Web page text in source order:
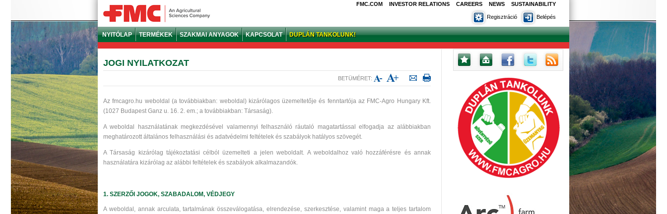
FMC.COM INVESTOR RELATIONS CAREERS NEWS SUSTAINABILITY
Belépés
Regisztráció
NYITÓLAP TERMÉKEK SZAKMAI ANYAGOK KAPCSOLAT DUPLÁN TANKOLUNK!
JOGI NYILATKOZAT
BETÜMÉRET:
Az fmcagro.hu weboldal (a továbbiakban: weboldal) kizárólagos üzemeltetője és fenntartója az FMC-Agro Hungary Kft.
(1027 Budapest Ganz u. 16. 2. em.; a továbbiakban: Társaság).
A weboldal használatának megkezdésével valamennyi felhasználó ráutaló magatartással elfogadja az alábbiakban
meghatározott általános felhasználási és adatvédelmi feltételek és szabályok hatályos szövegét.
A Társaság kizárólag tájékoztatási célból üzemelteti a jelen weboldalt. A weboldalhoz való hozzáférésre és annak
használatára kizárólag az alábbi feltételek és szabályok alkalmazandók.
1. SZERZŐI JOGOK, SZABADALOM, VÉDJEGY
A weboldal, annak arculata, tartalmának összeválogatása, elrendezése, szerkesztése, valamint maga a teljes tartalom